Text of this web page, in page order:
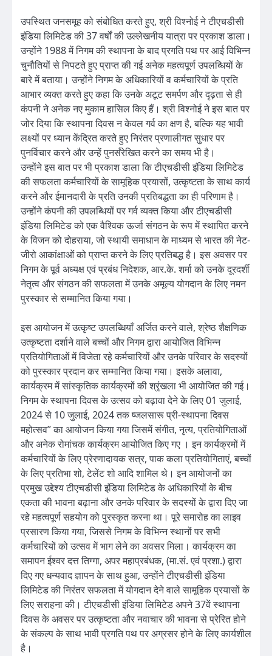
उपस्थित जनसमूह को संबोधित करते हुए, श्री विश्नोई ने टीएचडीसी
इंडिया लिमिटेड की 37 वर्षों की उल्लेखनीय यात्रा पर प्रकाश डाला।
उन्होंने 1988 में निगम की स्थापना के बाद प्रगति पथ पर आई विभिन्न
चुनौतियों से निपटते हुए प्राप्त की गई अनेक महत्वपूर्ण उपलब्धियों के
बारे में बताया। उन्होंने निगम के अधिकारियों व कर्मचारियों के प्रति
आभार व्यक्त करते हुए कहा कि उनके अटूट समर्पण और दृढ़ता से ही
कंपनी ने अनेक नए मुकाम हासिल किए हैं। श्री विश्नोई ने इस बात पर
जोर दिया कि स्थापना दिवस न केवल गर्व का क्षण है, बल्कि यह भावी
लक्ष्यों पर ध्यान केंद्रित करते हुए निरंतर प्रणालीगत सुधार पर
पुनर्विचार करने और उन्हें पुनर्संरेखित करने का समय भी है।
उन्होंने इस बात पर भी प्रकाश डाला कि टीएचडीसी इंडिया लिमिटेड
की सफलता कर्मचारियों के सामूहिक प्रयासों, उत्कृष्टता के साथ कार्य
करने और ईमानदारी के प्रति उनकी प्रतिबद्धता का ही परिणाम है।
उन्होंने कंपनी की उपलब्धियों पर गर्व व्यक्त किया और टीएचडीसी
इंडिया लिमिटेड को एक वैश्विक ऊर्जा संगठन के रूप में स्थापित करने
के विजन को दोहराया, जो स्थायी समाधान के माध्यम से भारत की नेट-
जीरो आकांक्षाओं को प्राप्त करने के लिए प्रतिबद्ध है। इस अवसर पर
निगम के पूर्व अध्यक्ष एवं प्रबंध निदेशक, आर.के. शर्मा को उनके दूरदर्शी
नेतृत्व और संगठन की सफलता में उनके अमूल्य योगदान के लिए नमन
पुरस्कार से सम्मानित किया गया।
इस आयोजन में उत्कृष्ट उपलब्धियाँ अर्जित करने वाले, श्रेष्ठ शैक्षणिक
उत्कृष्टता दर्शाने वाले बच्चों और निगम द्वारा आयोजित विभिन्न
प्रतियोगिताओं में विजेता रहे कर्मचारियों और उनके परिवार के सदस्यों
को पुरस्कार प्रदान कर सम्मानित किया गया। इसके अलावा,
कार्यक्रम में सांस्कृतिक कार्यक्रमों की श्रृंखला भी आयोजित की गई।
निगम के स्थापना दिवस के उत्सव को बढ़ावा देने के लिए 01 जुलाई,
2024 से 10 जुलाई, 2024 तक ष्जलसारू प्री-स्थापना दिवस
महोत्सव” का आयोजन किया गया जिसमें संगीत, नृत्य, प्रतियोगिताओं
और अनेक रोमांचक कार्यक्रम आयोजित किए गए । इन कार्यक्रमों में
कर्मचारियों के लिए प्रेरणादायक सत्र, पाक कला प्रतियोगिताएं, बच्चों
के लिए प्रतिभा शो, टेलेंट शो आदि शामिल थे। इन आयोजनों का
प्रमुख उद्देश्य टीएचडीसी इंडिया लिमिटेड के अधिकारियों के बीच
एकता की भावना बढ़ाना और उनके परिवार के सदस्यों के द्वारा दिए जा
रहे महत्वपूर्ण सहयोग को पुरस्कृत करना था। पूरे समारोह का लाइव
प्रसारण किया गया, जिससे निगम के विभिन्न स्थानों पर सभी
कर्मचारियों को उत्सव में भाग लेने का अवसर मिला। कार्यक्रम का
समापन ईश्वर दत्त तिग्गा, अपर महाप्रबंधक, (मा.सं. एवं प्रशा.) द्वारा
दिए गए धन्यवाद ज्ञापन के साथ हुआ, उन्होंने टीएचडीसी इंडिया
लिमिटेड की निरंतर सफलता में योगदान देने वाले सामूहिक प्रयासों के
लिए सराहना की। टीएचडीसी इंडिया लिमिटेड अपने 37वें स्थापना
दिवस के अवसर पर उत्कृष्टता और नवाचार की भावना से प्रेरित होने
के संकल्प के साथ भावी प्रगति पथ पर अग्रसर होने के लिए कार्यशील
है।